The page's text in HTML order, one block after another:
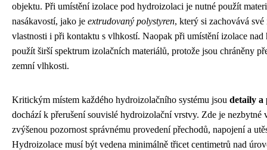
objektu. Při umístění izolace pod hydroizolaci je nutné použít
nasákavostí, jako je extrudovaný polystyren, který si zachovává
vlastnosti i při kontaktu s vlhkostí. Naopak při umístění izolace
použít širší spektrum izolačních materiálů, protože jsou chráněny
zemní vlhkosti.
Kritickým místem každého hydroizolačního systému jsou detaily a
dochází k přerušení souvislé hydroizolační vrstvy. Zde je nezbytné
zvýšenou pozornost správnému provedení přechodů, napojení a
Hydroizolace musí být vedena minimálně třicet centimetrů nad